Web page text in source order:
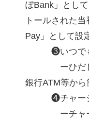
ぼBank」とし
トールされた
Pay」として設
❸いつでもど
ーひだしん
銀行ATM等から
❹チャージ
ーチャージ